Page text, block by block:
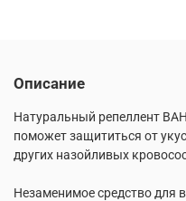
Описание
Натуральный репеллент
поможет защититься от
других назойливых
Незаменимое средство для